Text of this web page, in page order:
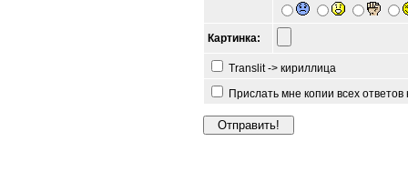
Картинка:
Translit -> кириллица
Прислать мне копии всех